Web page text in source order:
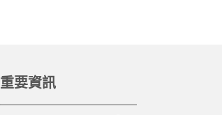
重要資訊